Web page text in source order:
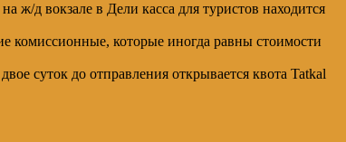
ж/д вокзале в Дели касса для туристов находится
комиссионные, которые иногда равны стоимости
суток до отправления открывается квота Tatkal